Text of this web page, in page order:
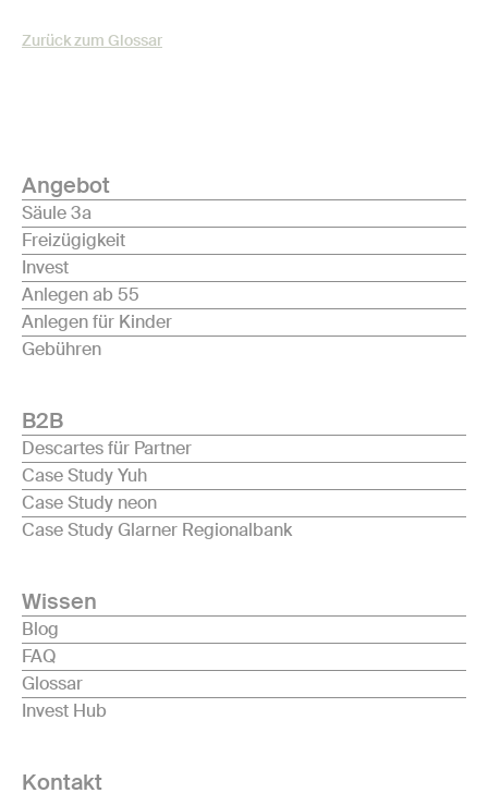
Zurück zum Glossar
Angebot
Säule 3a
Freizügigkeit
Invest
Anlegen ab 55
Anlegen für Kinder
Gebühren
B2B
Descartes für Partner
Case Study Yuh
Case Study neon
Case Study Glarner Regionalbank
Wissen
Blog
FAQ
Glossar
Invest Hub
Kontakt